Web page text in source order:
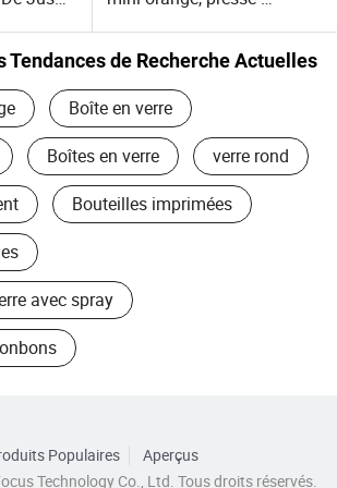
Lames
portable, machine à jus
frais
Tendances de Recherche Actuelles
Boîte en verre
Boîtes en verre verre rond
Bouteilles imprimées
avec spray
Populaires
Aperçus
Technology Co., Ltd. Tous droits réservés.